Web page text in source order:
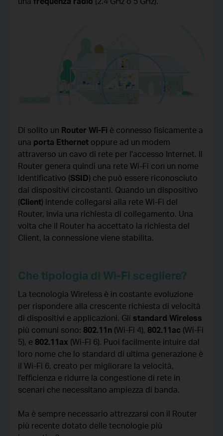
Di solito un Router Wi-Fi è connesso fisicamente a
una porta Ethernet oppure ad un modem
attraverso un cavo di rete per l'accesso Internet. Il
Router genera quindi una rete Wi-Fi con un nome
identificativo (SSID) che può essere riconosciuto
dai dispositivi circostanti. Quando un dispositivo
(Client) intende collegarsi alla rete Wi-Fi del
Router, invia una richiesta di collegamento. Una
volta che il Router ha accettato la richiesta del
Client, la connessione viene stabilita.
Che tipologia di Wi-Fi scegliere?
La tecnologia Wireless è in costante evoluzione
per rispondere alla crescente richiesta di velocità
di dispositivi e applicazioni. Gli standard Wireless
più comuni sono: 802.11n(Wi-Fi 4), 802.11ac (Wi-Fi
5), e 802.11ax (Wi-Fi 6). Puoi facilmente intuire dal
loro nome che lo standard di ultima generazione è
il Wi-Fi 6, creato per migliorare la velocità,
l'efficienza e ridurre la congestione di rete in
scenari che necessitano ampiezza di banda.
Ma è sempre necessario attrezzarsi con il Router
più recente dotato delle tecnologie più